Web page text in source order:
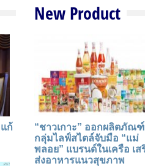
ก้
New Product
“ชาวเกาะ” ออกผลิตภัณ
กลุ่มไลฟ์สไตล์จับมือ “แม่
พลอย” แบรนด์ในเครือ เ
ส่งอาหารแนวสุขภาพ